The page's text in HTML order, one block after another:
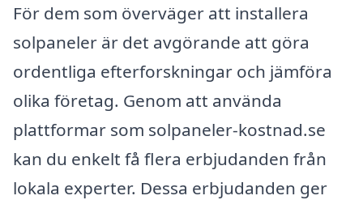
För dem som överväger att installera
solpaneler är det avgörande att göra
ordentliga efterforskningar och jämföra
olika företag. Genom att använda
plattformar som solpaneler-kostnad.se
kan du enkelt få flera erbjudanden från
lokala experter. Dessa erbjudanden ger